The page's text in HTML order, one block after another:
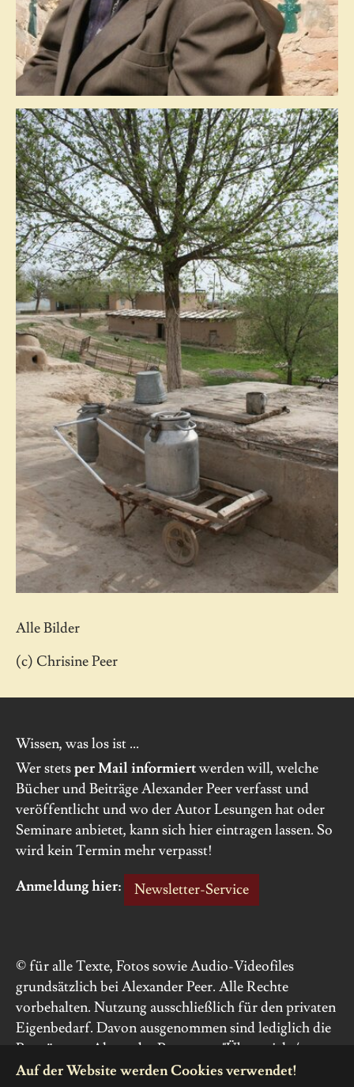
Auf der Website werden Cookies verwendet!
Alle Bilder
(c) Chrisine Peer
Wissen, was los ist ...
Wer stetsper Mail informiertwerden will, welche
Bücher und Beiträge Alexander Peer verfasst und
veröffentlicht und wo der Autor Lesungen hat oder
Seminare anbietet, kann sich hier eintragen lassen. So
wird kein Termin mehr verpasst!
Anmeldung hier:
Newsletter-Service
© für alle Texte, Fotos sowie Audio-Videofiles
grundsätzlich bei Alexander Peer. Alle Rechte
vorbehalten. Nutzung ausschließlich für den privaten
Eigenbedarf. Davon ausgenommen sind lediglich die
Porträts von Alexander Peer unter "Über mich /
Fotos", die für mediale Zwecke verwendet werden